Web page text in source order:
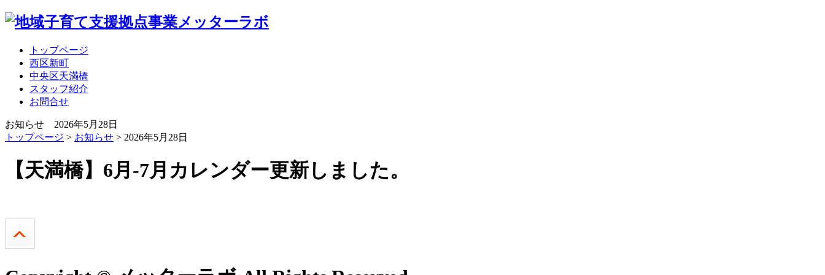
トップページ
西区新町
中央区天満橋
スタッフ紹介
お問合せ
お知らせ 2026年5月28日
トップページ > お知らせ > 2026年5月28日
【天満橋】6月-7月カレンダー更新しました。